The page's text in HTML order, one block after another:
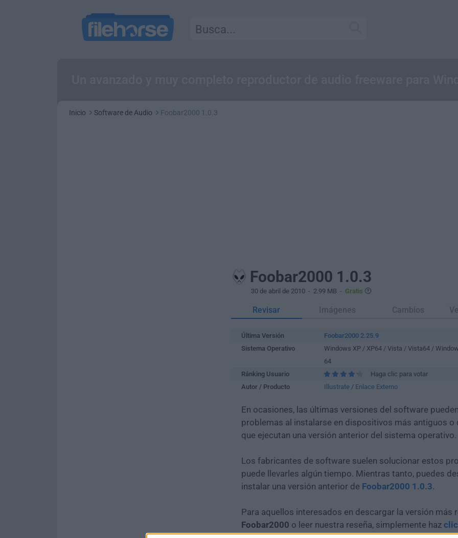
Inicio Software de Audio Foobar2000 1.0.3
Foobar2000 1.0.3
30 de abril de 2010 - 2.99 MB - Gratis
Revisar Imágenes Cambios
Última Versión
Foobar2000 2.25.9
Sistema Operativo
Windows XP / XP64 / Vista / Vista64 /
64
Ránking Usuario
Haga clic para votar
Autor / Producto
Illustrate / Enlace Externo
En ocasiones, las últimas versiones del software
problemas al instalarse en dispositivos más antiguos
que ejecutan una versión anterior del sistema operativo.
Los fabricantes de software suelen solucionar estos
puede llevarles algún tiempo. Mientras tanto, puedes
instalar una versión anterior de Foobar2000 1.0.3.
Para aquellos interesados en descargar la versión más
Foobar2000 o leer nuestra reseña, simplemente haz